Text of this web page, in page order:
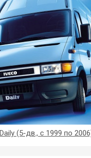
(5-дв., с 1999 по